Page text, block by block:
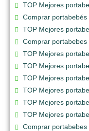
TOP Mejores
Comprar portabebés
TOP Mejores
Comprar portabebes
TOP Mejores
TOP Mejores
TOP Mejores
TOP Mejores
TOP Mejores
TOP Mejores
Comprar portabebes